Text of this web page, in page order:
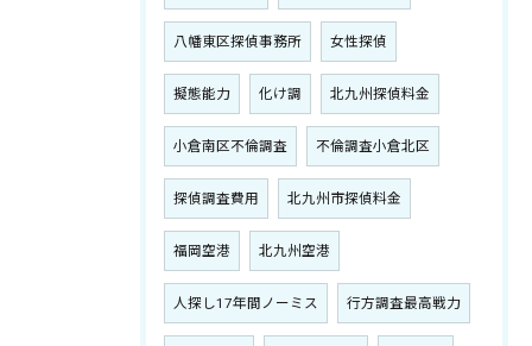
八幡東区探偵事務所 女性探偵
擬態能力 化け調 北九州探偵料金
小倉南区不倫調査 不倫調査小倉北区
探偵調査費用 北九州市探偵料金
福岡空港 北九州空港
人探し17年間ノーミス 行方調査最高戦力